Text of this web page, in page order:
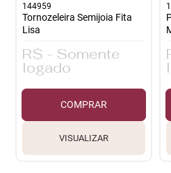
144959
Tornozeleira Semijoia Fita
Lisa
R$ - Somente
logado
COMPRAR
VISUALIZAR